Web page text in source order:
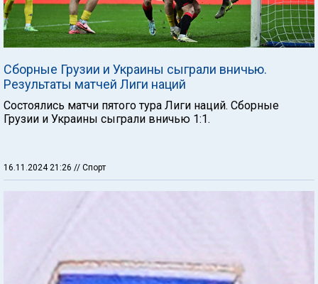
Сборные Грузии и Украины сыграли вничью.
Результаты матчей Лиги наций
Состоялись матчи пятого тура Лиги наций. Сборные
Грузии и Украины сыграли вничью 1:1.
16.11.2024 21:26 // Спорт